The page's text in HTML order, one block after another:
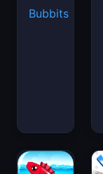
Bubbits